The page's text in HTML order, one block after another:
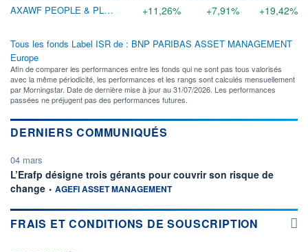
AXAWF PEOPLE & PLANET EQ A CAP USD
+11,26% +7,91% +19,42%
Tous les fonds Label ISR de : BNP PARIBAS ASSET MANAGEMENT
Europe
Afin de comparer les performances entre les fonds qui ne sont pas tous valorisés
avec la même périodicité, les performances et les rangs sont calculés mensuellement
par Morningstar. Date de dernière mise à jour au 31/07/2026. Les performances
passées ne préjugent pas des performances futures.
DERNIERS COMMUNIQUÉS
04 mars
L’Erafp désigne trois gérants pour couvrir son risque de
change information fournie par
• AGEFI ASSET MANAGEMENT
FRAIS ET CONDITIONS DE SOUSCRIPTION